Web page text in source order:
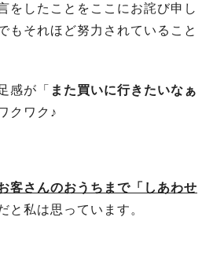
をしたことをここにお詫び申し
それほど努力されていること
感が「 また買いに行きたいなぁ
クワク♪
客さんのおうちまで「しあわせ
と私は思っています。